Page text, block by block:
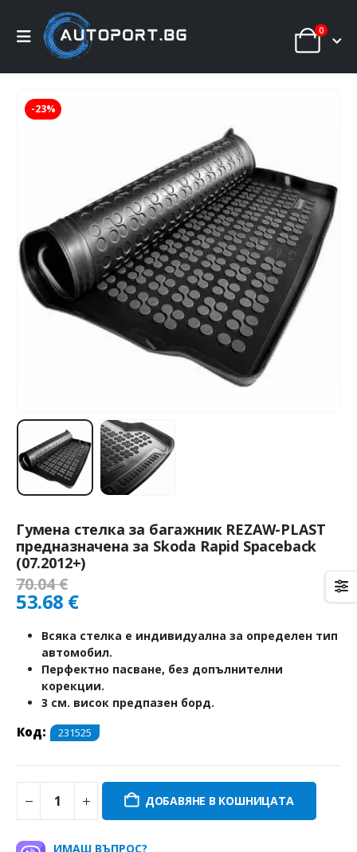
0
-23%
Гумена стелка за багажник REZAW-PLAST
предназначена за Skoda Rapid Spaceback
(07.2012+)
70.04€
53.68 €
Всяка стелка е индивидуална за определен тип
автомобил.
Перфектно пасване, без допълнителни
корекции.
3 см. висок предпазен борд.
Код: 231525
ДОБАВЯНЕ В КОШНИЦАТА
ИМАШ ВЪПРОС?